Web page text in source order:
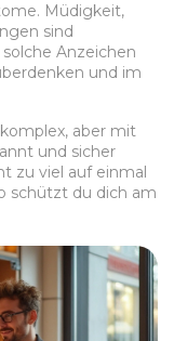
Müdigkeit,
sind
Anzeichen
und im
aber mit
und sicher
zu viel auf einmal
schützt du dich am